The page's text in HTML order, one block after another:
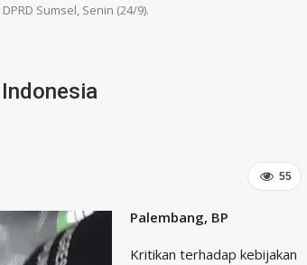
Sumsel, Senin (24/9).
55
Palembang, BP
Kritikan terhadap kebijakan